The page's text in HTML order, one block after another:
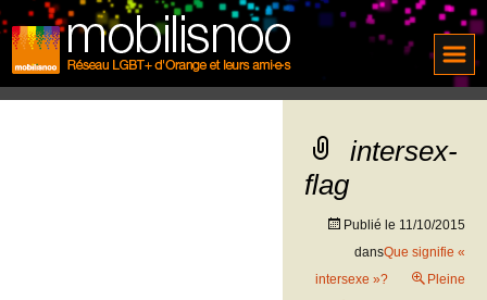
intersex-
flag
Publié le 11/10/2015
dansQue signifie «
intersexe »?
Pleine